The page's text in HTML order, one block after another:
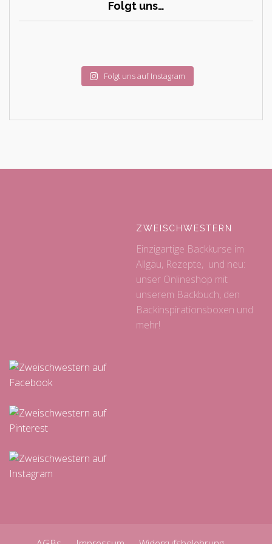
Folgt uns…
Folgt uns auf Instagram
ZWEISCHWESTERN
Einzigartige Backkurse im
Allgäu, Rezepte, und neu:
unser Onlineshop mit
unserem Backbuch, den
Backinspirationsboxen und
mehr!